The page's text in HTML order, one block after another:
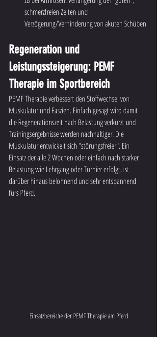
schmerzfreien Zeiten und
Verzögerung/Verhinderung von akuten Schüben
Regeneration und
Leistungssteigerung: PEMF
Therapie im Sportbereich
PEMF Therapie verbessert den Stoffwechsel von
Muskulatur und Faszien. Einfach gesagt wird damit
die Regenerationszeit nach Belastung verkürzt und
Trainingsergebnisse werden nachhaltiger. Die
Muskulatur entwickelt sich "störungsfreier". Ein
Einsatz der alle 2 Wochen oder einfach nach starker
Belastung wie Lehrgang oder Turnier erfolgt, ist
darüber hinaus belohnend und sehr entspannend
fürs Pferd.
Einsatzbereiche der PEMF Therapie am Pferd